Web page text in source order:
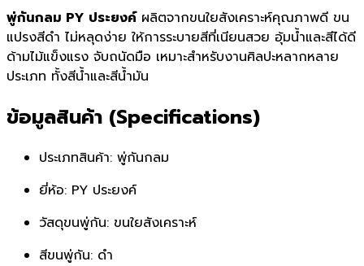
พู่กันกลม PY ประยงค์ผลิตจากขนใยสังเคราะห์คุณภาพดี ขน
แปรงสีดำ ไม่หลุดง่าย ให้การระบายสีที่เนียนสวย อุ้มน้ำและสีได้ดี
ด้ามไม้แข็งแรง จับถนัดมือ เหมาะสำหรับงานศิลปะหลากหลาย
ประเภท ทั้งสีน้ำและสีน้ำมัน
ข้อมูลสินค้า (Specifications)
ประเภทสินค้า: พู่กันกลม
ยี่ห้อ: PY ประยงค์
วัสดุขนพู่กัน: ขนใยสังเคราะห์
สีขนพู่กัน: ดำ